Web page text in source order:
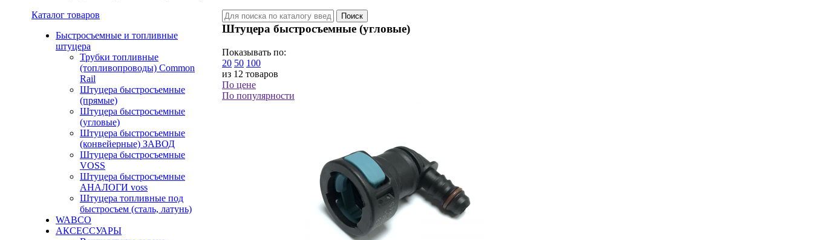
Каталог товаров
Быстросъемные и топливные
штуцера
Трубки топливные
(топливопроводы) Common
Rail
Штуцера быстросъемные
(прямые)
Штуцера быстросъемные
(угловые)
Штуцера быстросъемные
(конвейерные) ЗАВОД
Штуцера быстросъемные
VOSS
Штуцера быстросъемные
АНАЛОГИ voss
Штуцера топливные под
быстросъем (сталь, латунь)
WABCO
АКСЕССУАРЫ
Штуцера быстросъемные (угловые)
Показывать по:
20 50 100
из 12 товаров
По цене
По популярности